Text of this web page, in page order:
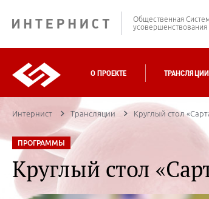
Общественная
усовершенствования
О ПРОЕКТЕ ТРАНСЛЯЦИИ
Интернист Трансляции Круглый стол
ПРОГРАММЫ
Круглый стол